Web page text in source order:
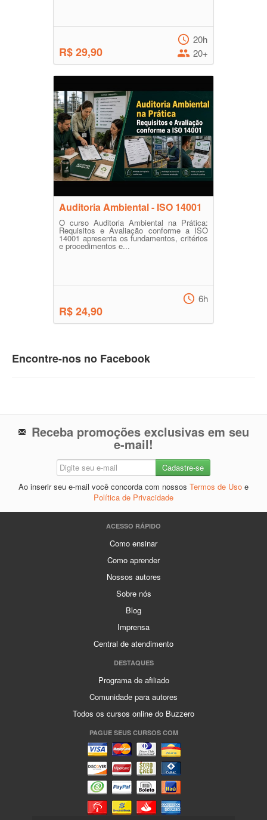
R$ 29,90
20h
20+
Auditoria Ambiental - ISO 14001
O curso Auditoria Ambiental na Prática:
Requisitos e Avaliação conforme a ISO
14001 apresenta os fundamentos, critérios
e procedimentos e...
R$ 24,90
6h
Encontre-nos no Facebook
Receba promoções exclusivas em seu
e-mail!
Ao inserir seu e-mail você concorda com nossos Termos de Uso e
Política de Privacidade
ACESSO RÁPIDO
Como ensinar
Como aprender
Nossos autores
Sobre nós
Blog
Imprensa
Central de atendimento
DESTAQUES
Programa de afiliado
Comunidade para autores
Todos os cursos online do Buzzero
PAGUE SEUS CURSOS COM